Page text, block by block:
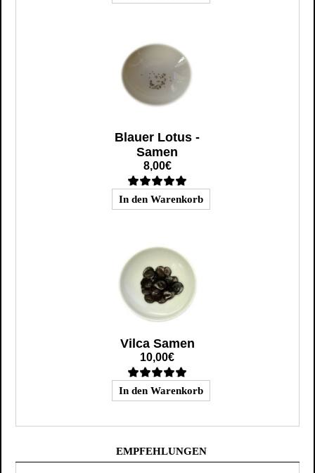
Blauer Lotus -
Samen
8,00€
Vilca Samen
10,00€
EMPFEHLUNGEN